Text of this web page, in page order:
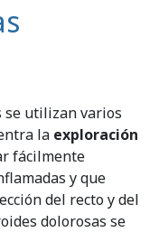
se utilizan varios
la exploración
fácilmente
y que
del recto y del
dolorosas se